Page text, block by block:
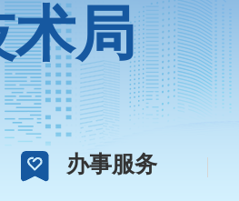
术局
办事服务